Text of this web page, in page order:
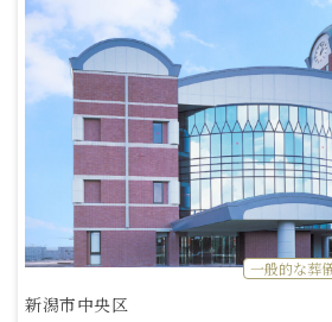
一般的な葬
新潟市中央区